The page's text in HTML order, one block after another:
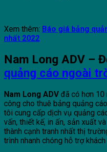
Xem thêm: Báo giá bảng
nhất 2022
Nam Long ADV –
quảng cáo ngoài
Nam Long ADVđã có hơn 10
công cho thuê bảng quảng
tôi cung cấp dịch vụ quảng
vấn, thiết kế, in ấn, sản xuất
thành cạnh tranh nhất thị
trình nhanh chóng hỗ trợ